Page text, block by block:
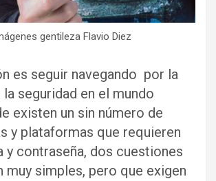
gentileza Flavio Diez
es seguir navegando por la
seguridad en el mundo
existen un sin número de
y plataformas que requieren
y contraseña, dos cuestiones
muy simples, pero que exigen